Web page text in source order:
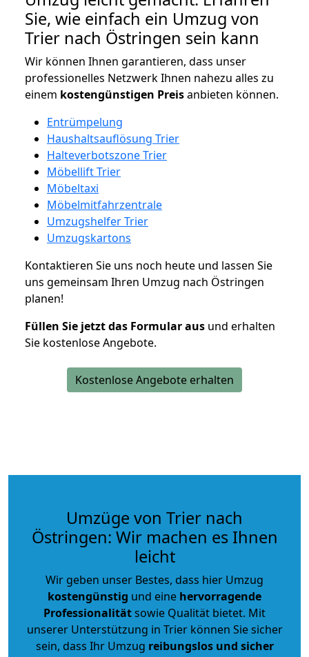
Sie, wie einfach ein Umzug von
Trier nach Östringen sein kann
Wir können Ihnen garantieren, dass unser
professionelles Netzwerk Ihnen nahezu alles zu
einem kostengünstigen Preisanbieten können.
Entrümpelung
Haushaltsauflösung Trier
Halteverbotszone Trier
Möbellift Trier
Möbeltaxi
Möbelmitfahrzentrale
Umzugshelfer Trier
Umzugskartons
Kontaktieren Sie uns noch heute und lassen Sie
uns gemeinsam Ihren Umzug nach Östringen
planen!
Füllen Sie jetzt das Formular aus und erhalten
Sie kostenlose Angebote.
Kostenlose Angebote erhalten
Umzüge von Trier nach
Östringen: Wir machen es Ihnen
leicht
Wir geben unser Bestes, dass hier Umzug
kostengünstig und eine hervorragende
Professionalitätsowie Qualität bietet. Mit
unserer Unterstützung in Trier können Sie sicher
sein, dass Ihr Umzug reibungslos und sicher